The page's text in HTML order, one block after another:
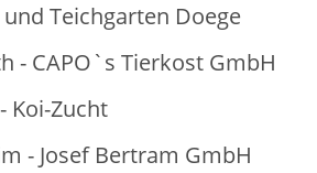
Teichgarten Doege
- CAPO`s Tierkost GmbH
Koi-Zucht
- Josef Bertram GmbH